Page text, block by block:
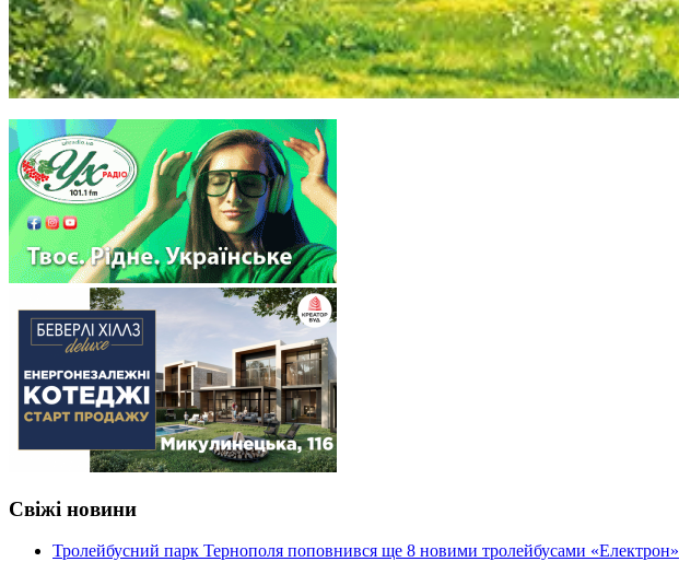
Свіжі новини
Тролейбусний парк Тернополя поповнився ще 8 новими тролейбусами «Електрон»